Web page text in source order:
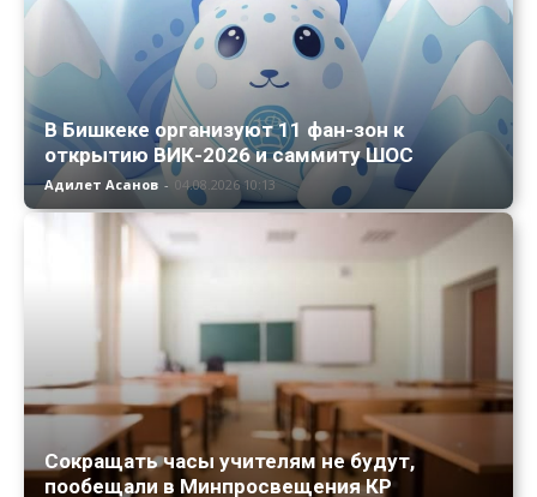
В Бишкеке организуют 11 фан-зон к
открытию ВИК-2026 и саммиту ШОС
Адилет Асанов - 04.08.2026 10:13
Сокращать часы учителям не будут,
пообещали в Минпросвещения КР